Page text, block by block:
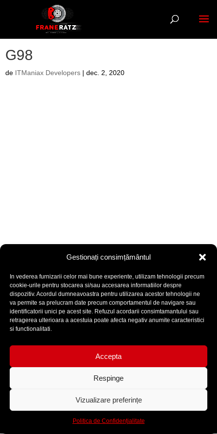
Gestionați consimțământul
In vederea furnizarii celor mai bune experiente, utilizam tehnologii precum
cookie-urile pentru stocarea si/sau accesarea informatiilor despre
dispozitiv. Acordul dumneavoastra pentru utilizarea acestor tehnologii ne
va permite sa prelucram date precum comportamentul de navigare sau
identificatorii unici pe acest site. Refuzul acordarii consimtamantului sau
retragerea ulterioara a acestuia poate afecta negativ anumite caracteristici
si functionalitati.
Accepta
Respinge
Vizualizare preferințe
Politica de Confidențialitate
G98
de ITManiax Developers |dec. 2, 2020
Termeni și condiții
GDPR
Site realizat de